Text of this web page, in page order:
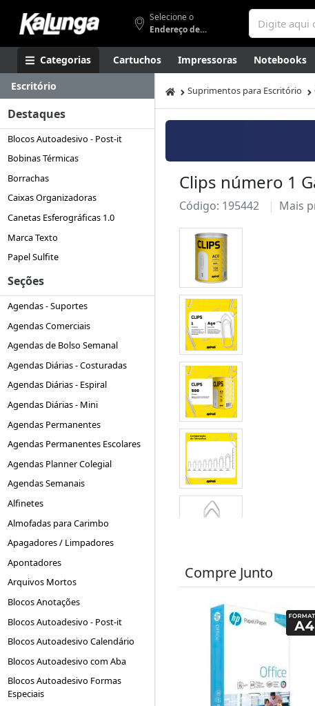
Selecione o
Endereço de entrega
Categorias Cartuchos Impressoras Notebooks
Apresentação Smartphones Artes Gamers
Escritório
Destaques
Blocos Autoadesivo - Post-it
Bobinas Térmicas
Borrachas
Caixas Organizadoras
Canetas Esferográficas 1.0
Marca Texto
Papel Sulfite
Seções
Agendas - Suportes
Agendas Comerciais
Agendas de Bolso Semanal
Agendas Diárias - Costuradas
Agendas Diárias - Espiral
Agendas Diárias - Mini
Agendas Permanentes
Agendas Permanentes Escolares
Agendas Planner Colegial
Agendas Semanais
Alfinetes
Almofadas para Carimbo
Apagadores / Limpadores
Apontadores
Arquivos Mortos
Blocos Anotações
Blocos Autoadesivo - Post-it
Blocos Autoadesivo Calendário
Blocos Autoadesivo com Aba
Blocos Autoadesivo Formas
Especiais
Suprimentos para Escritório
Clips número 1
Código: 195442 Mais
Compre Junto